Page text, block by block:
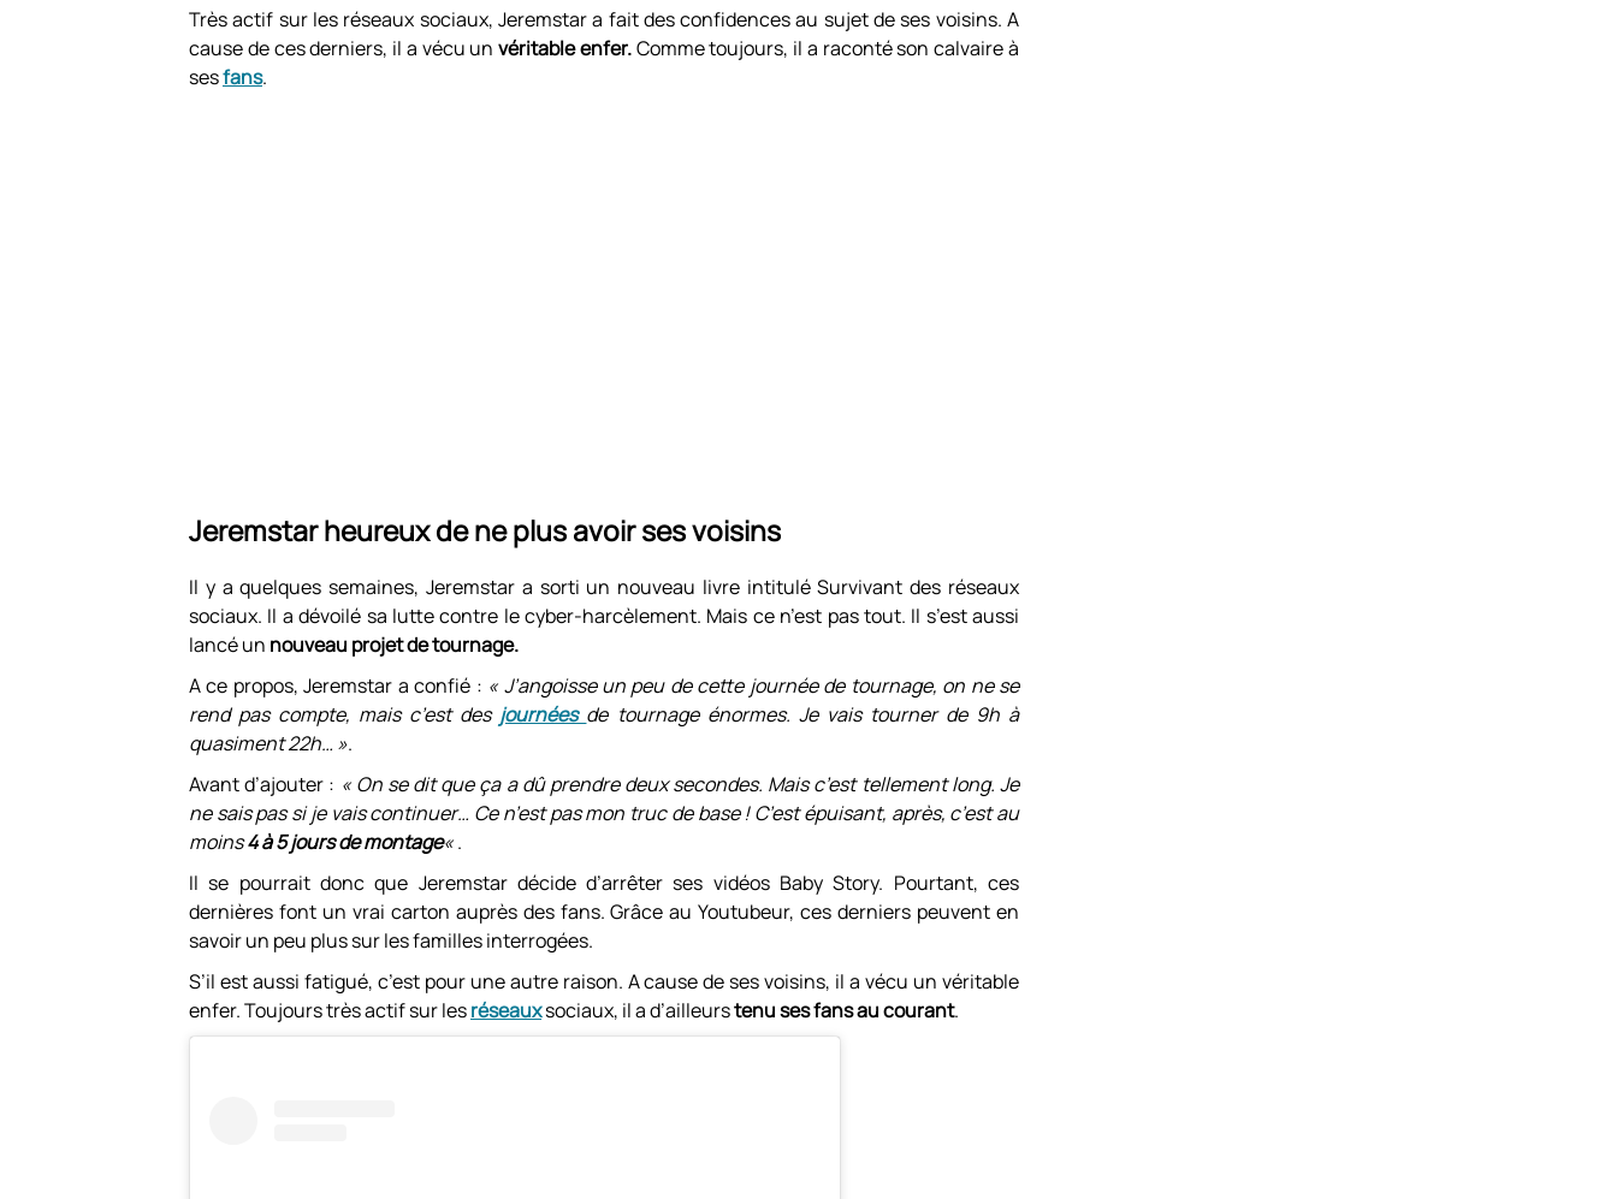
Très actif sur les réseaux sociaux, Jeremstar a fait des confidences au sujet de ses voisins. A
cause de ces derniers, il a vécu unvéritable enfer.Comme toujours, il a raconté son calvaire à
sesfans.
Jeremstar heureux de ne plus avoir ses voisins
Il y a quelques semaines, Jeremstar a sorti un nouveau livre intitulé Survivant des réseaux
sociaux. Il a dévoilé sa lutte contre le cyber-harcèlement. Mais ce n’est pas tout. Il s’est aussi
lancé un nouveau projet de tournage.
A ce propos, Jeremstar a confié : « J’angoisse un peu de cette journée de tournage, on ne se
rend pas compte, mais c’est des journées de tournage énormes. Je vais tourner de 9h à
quasiment 22h… ».
Avant d’ajouter : « On se dit que ça a dû prendre deux secondes. Mais c’est tellement long. Je
ne sais pas si je vais continuer… Ce n’est pas mon truc de base ! C’est épuisant, après, c’est au
moins4 à 5 jours de montage«.
Il se pourrait donc que Jeremstar décide d’arrêter ses vidéos Baby Story. Pourtant, ces
dernières font un vrai carton auprès des fans. Grâce au Youtubeur, ces derniers peuvent en
savoir un peu plus sur les familles interrogées.
S’il est aussi fatigué, c’est pour une autre raison. A cause de ses voisins, il a vécu un véritable
enfer. Toujours très actif sur lesréseauxsociaux, il a d’ailleurstenu ses fans au courant.